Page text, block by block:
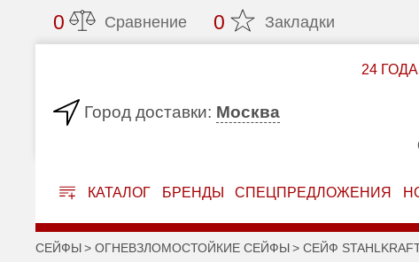
0 Сравнение 0 Закладки
Город доставки: Москва
24 ГОДА
КАТАЛОГ БРЕНДЫ СПЕЦПРЕДЛОЖЕНИЯ
СЕЙФЫ ОГНЕВЗЛОМОСТОЙКИЕ СЕЙФЫ СЕЙФ